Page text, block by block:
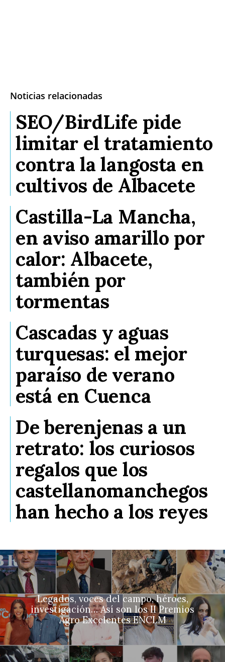
Noticias relacionadas
SEO/BirdLife pide
limitar el tratamiento
contra la langosta en
cultivos de Albacete
Castilla-La Mancha,
en aviso amarillo por
calor: Albacete,
también por
tormentas
Cascadas y aguas
turquesas: el mejor
paraíso de verano
está en Cuenca
De berenjenas a un
retrato: los curiosos
regalos que los
castellanomanchegos
han hecho a los reyes
Legados, voces del campo, héroes,
investigación… Así son los II Premios
Agro Excelentes ENCLM